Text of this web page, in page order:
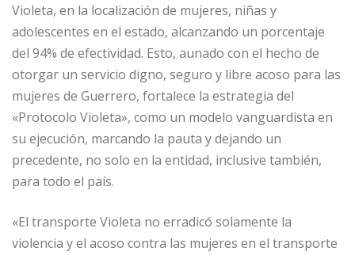
Violeta, en la localización de mujeres, niñas y
adolescentes en el estado, alcanzando un porcentaje
del 94% de efectividad. Esto, aunado con el hecho de
otorgar un servicio digno, seguro y libre acoso para las
mujeres de Guerrero, fortalece la estrategia del
«Protocolo Violeta», como un modelo vanguardista en
su ejecución, marcando la pauta y dejando un
precedente, no solo en la entidad, inclusive también,
para todo el país.
«El transporte Violeta no erradicó solamente la
violencia y el acoso contra las mujeres en el transporte